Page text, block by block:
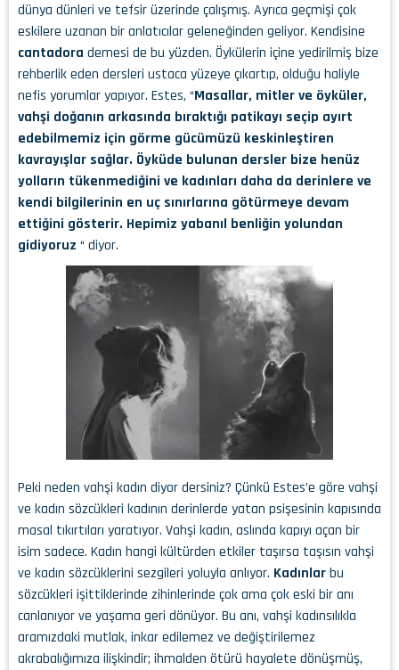
dünya dünleri ve tefsir üzerinde çalışmış. Ayrıca geçmişi çok
eskilere uzanan bir anlatıcılar geleneğinden geliyor. Kendisine
cantadora demesi de bu yüzden. Öykülerin içine yedirilmiş bize
rehberlik eden dersleri ustaca yüzeye çıkartıp, olduğu haliyle
nefis yorumlar yapıyor. Estes, “Masallar, mitler ve öyküler,
vahşi doğanın arkasında bıraktığı patikayı seçip ayırt
edebilmemiz için görme gücümüzü keskinleştiren
kavrayışlar sağlar. Öyküde bulunan dersler bize henüz
yolların tükenmediğini ve kadınları daha da derinlere ve
kendi bilgilerinin en uç sınırlarına götürmeye devam
ettiğini gösterir. Hepimiz yabanıl benliğin yolundan
gidiyoruz “ diyor.
Peki neden vahşi kadın diyor dersiniz? Çünkü Estes’e göre vahşi
ve kadın sözcükleri kadının derinlerde yatan psişesinin kapısında
masal tıkırtıları yaratıyor. Vahşi kadın, aslında kapıyı açan bir
isim sadece. Kadın hangi kültürden etkiler taşırsa taşısın vahşi
ve kadın sözcüklerini sezgileri yoluyla anlıyor. Kadınlarbu
sözcükleri işittiklerinde zihinlerinde çok ama çok eski bir anı
canlanıyor ve yaşama geri dönüyor. Bu anı, vahşi kadınsılıkla
aramızdaki mutlak, inkar edilemez ve değiştirilemez
akrabalığımıza ilişkindir; ihmalden ötürü hayalete dönüşmüş,